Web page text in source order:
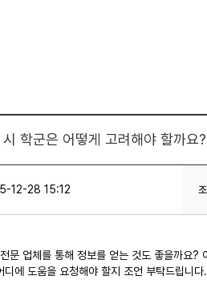
학군은 어떻게 고려해야 할까요?
12-28 15:12
업체를 통해 정보를 얻는 것도 좋을까요
에 도움을 요청해야 할지 조언 부탁드립니다.